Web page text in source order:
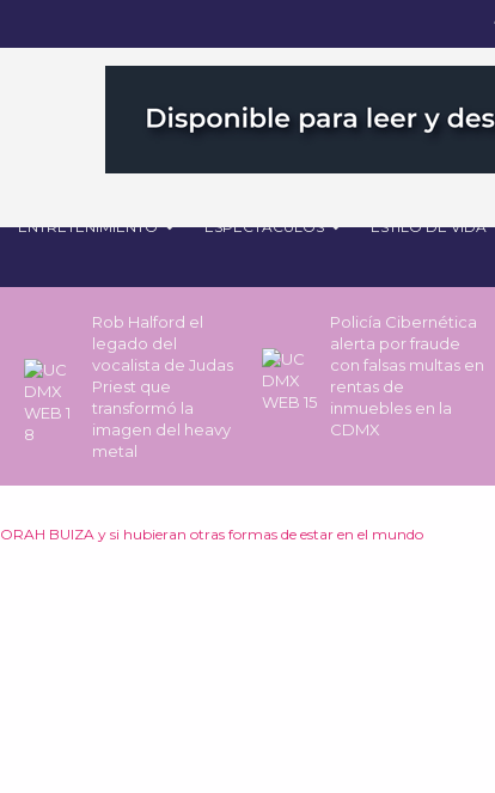
ENTRETENIMIENTO ESPECTÁCULOS ESTILO DE VIDA
Rob Halford el
legado del
vocalista de Judas
Priest que
transformó la
imagen del heavy
metal
Policía Cibernética
alerta por fraude
con falsas multas en
rentas de
inmuebles en la
CDMX